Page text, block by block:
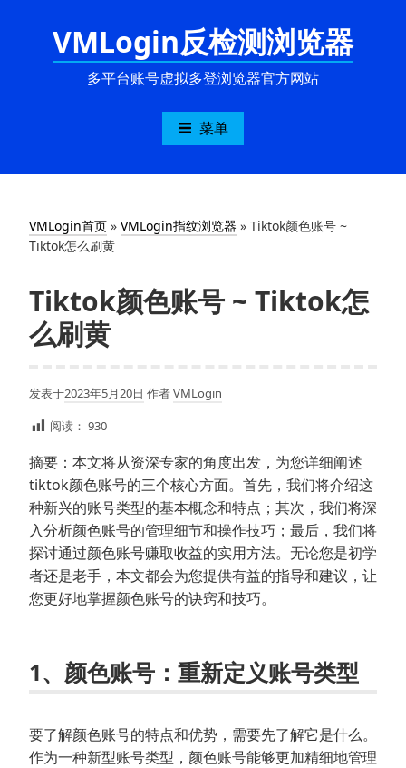
VMLogin反检测浏览器
多平台账号虚拟多登浏览器官方网站
菜单
VMLogin首页 » VMLogin指纹浏览器 » Tiktok颜色账号 ~
Tiktok怎么刷黄
Tiktok颜色账号 ~ Tiktok怎
么刷黄
发表于2023年5月20日 作者VMLogin
阅读： 930
摘要：本文将从资深专家的角度出发，为您详细阐述
tiktok颜色账号的三个核心方面。首先，我们将介绍这
种新兴的账号类型的基本概念和特点；其次，我们将深
入分析颜色账号的管理细节和操作技巧；最后，我们将
探讨通过颜色账号赚取收益的实用方法。无论您是初学
者还是老手，本文都会为您提供有益的指导和建议，让
您更好地掌握颜色账号的诀窍和技巧。
1、颜色账号：重新定义账号类型
要了解颜色账号的特点和优势，需要先了解它是什么。
作为一种新型账号类型，颜色账号能够更加精细地管理